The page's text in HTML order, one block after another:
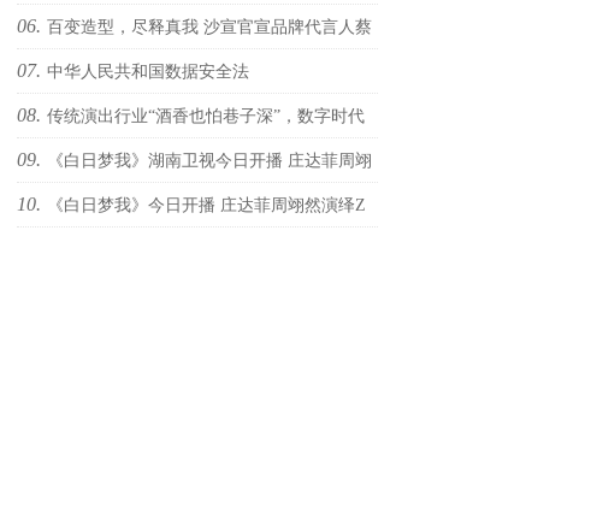
国际网络电影展，传承电影梦
06. 百变造型，尽释真我 沙宣官宣品牌代言人蔡
依林 共启「出格」之旅
07. 中华人民共和国数据安全法
08. 传统演出行业“酒香也怕巷子深”，数字时代
下何处才是下一个突破口？
09. 《白日梦我》湖南卫视今日开播 庄达菲周翊
然青春飞驰炽热逐梦
10. 《白日梦我》今日开播 庄达菲周翊然演绎Z